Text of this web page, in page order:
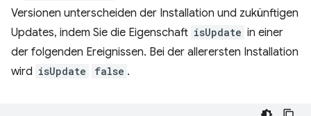
Versionen unterscheiden der Installation und zukünftigen
Updates, indem Sie die Eigenschaft isUpdate in einer
der folgenden Ereignissen. Bei der allerersten Installation
wird isUpdate false .